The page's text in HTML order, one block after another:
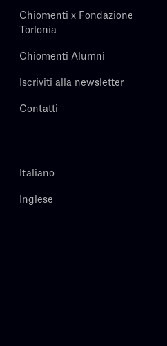
Chiomenti x Fondazione
Torlonia
Chiomenti Alumni
Iscriviti alla newsletter
Contatti
Italiano
Inglese